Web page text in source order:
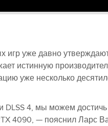
уже давно
истинную
уже несколько
4, мы можем
4090, — пояснил Ларс